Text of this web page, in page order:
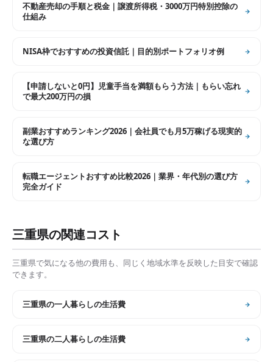
不動産売却の手順と税金｜譲渡所得税・3000万円特別控除の
仕組み
NISA枠でおすすめの投資信託｜目的別ポートフォリオ例
【申請しないと0円】児童手当を満額もらう方法｜もらい忘れ
で最大200万円の損
副業おすすめランキング2026｜会社員でも月5万稼げる現実的
な選び方
転職エージェントおすすめ比較2026｜業界・年代別の選び方
完全ガイド
三重県の関連コスト
三重県で気になる他の費用も、同じく地域水準を反映した目安で確認
できます。
三重県の一人暮らしの生活費
三重県の二人暮らしの生活費